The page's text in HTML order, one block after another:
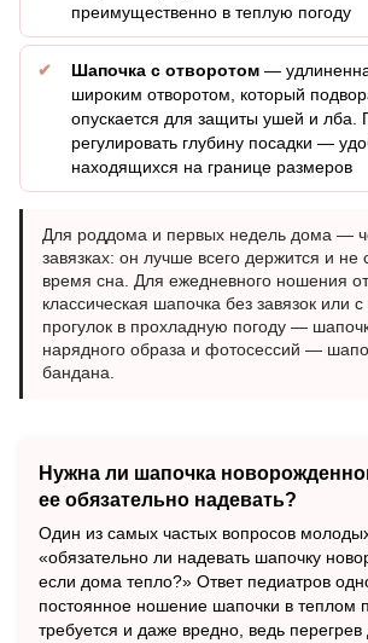
преимущественно в теплую погоду
Шапочка с отворотом —
широким отворотом, который
опускается для защиты ушей и лба.
регулировать глубину посадки —
находящихся на границе размеров
Для роддома и первых недель дома —
завязках: он лучше всего держится и не
время сна. Для ежедневного ношения
классическая шапочка без завязок или
прогулок в прохладную погоду —
нарядного образа и фотосессий —
бандана.
Нужна ли шапочка
ее обязательно надевать?
Один из самых частых вопросов
«обязательно ли надевать шапочку
если дома тепло?» Ответ педиатров
постоянное ношение шапочки в теплом
требуется и даже вредно, ведь